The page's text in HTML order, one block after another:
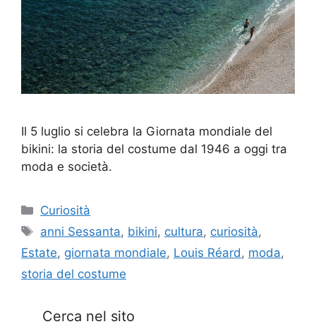
Il 5 luglio si celebra la Giornata mondiale del
bikini: la storia del costume dal 1946 a oggi tra
moda e società.
Categorie
Curiosità
Tag
anni Sessanta, bikini, cultura, curiosità,
Estate, giornata mondiale, Louis Réard, moda,
storia del costume
Cerca nel sito